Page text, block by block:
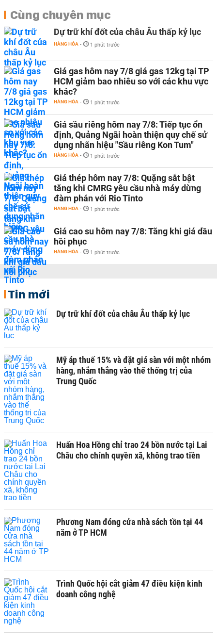
Cùng chuyên mục
Dự trữ khí đốt của châu Âu thấp kỷ lục
HÀNG HÓA - 1 phút trước
Giá gas hôm nay 7/8 giá gas 12kg tại TP
HCM giảm bao nhiêu so với các khu vực
khác?
HÀNG HÓA - 1 phút trước
Giá sầu riêng hôm nay 7/8: Tiếp tục ổn
định, Quảng Ngãi hoàn thiện quy chế sử
dụng nhãn hiệu "Sầu riêng Kon Tum"
HÀNG HÓA - 1 phút trước
Giá thép hôm nay 7/8: Quặng sắt bật
tăng khi CMRG yêu cầu nhà máy dừng
đàm phán với Rio Tinto
HÀNG HÓA - 1 phút trước
Giá cao su hôm nay 7/8: Tăng khi giá dầu
hồi phục
HÀNG HÓA - 1 phút trước
Tin mới
Dự trữ khí đốt của châu Âu thấp kỷ lục
Mỹ áp thuế 15% và đặt giá sàn với một nhóm
hàng, nhắm thẳng vào thế thống trị của
Trung Quốc
Huấn Hoa Hồng chỉ trao 24 bồn nước tại Lai
Châu cho chính quyền xã, không trao tiền
Phương Nam đóng cửa nhà sách tồn tại 44
năm ở TP HCM
Trình Quốc hội cắt giảm 47 điều kiện kinh
doanh công nghệ